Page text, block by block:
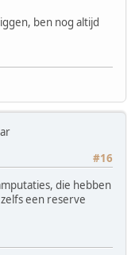
ben nog altijd
#16
die hebben
een reserve